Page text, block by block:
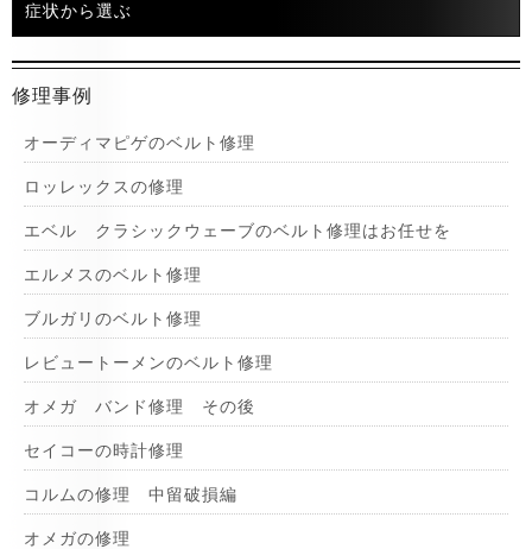
症状から選ぶ
修理事例
オーディマピゲのベルト修理
ロッレックスの修理
エベル クラシックウェーブのベルト修理はお任せを
エルメスのベルト修理
ブルガリのベルト修理
レビュートーメンのベルト修理
オメガ バンド修理 その後
セイコーの時計修理
コルムの修理 中留破損編
オメガの修理